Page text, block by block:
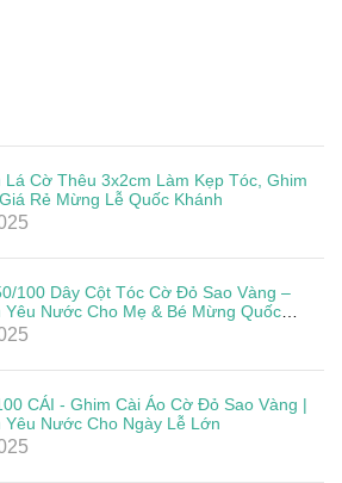
Lá Cờ Thêu 3x2cm Làm Kẹp Tóc, Ghim
Rẻ Mừng Lễ Quốc Khánh
100 Dây Cột Tóc Cờ Đỏ Sao Vàng –
Yêu Nước Cho Mẹ & Bé Mừng Quốc
CÁI - Ghim Cài Áo Cờ Đỏ Sao Vàng |
Yêu Nước Cho Ngày Lễ Lớn